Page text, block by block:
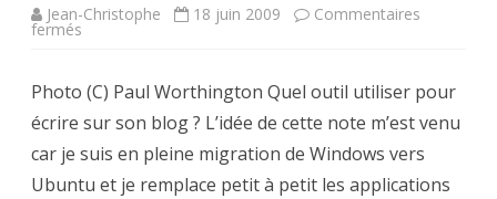
Jean-Christophe 18 juin 2009 Commentaires
fermés
pour
écrire
sur
son
blog
?
Photo (C) Paul Worthington Quel outil utiliser pour
écrire sur son blog ? L’idée de cette note m’est venu
car je suis en pleine migration de Windows vers
Ubuntu et je remplace petit à petit les applications